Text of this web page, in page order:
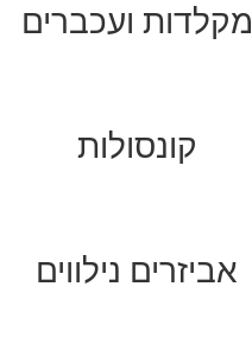
מקלדות ועכברים
קונסולות
אביזרים נילווים